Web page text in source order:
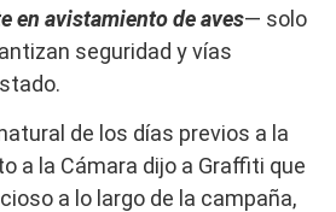
en avistamiento de aves— solo
seguridad y vías
de los días previos a la
a la Cámara dijo a Graffiti que
a lo largo de la campaña,